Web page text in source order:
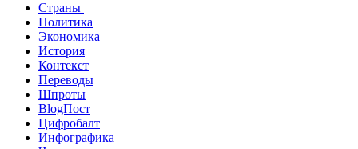
Страны
Политика
Экономика
История
Контекст
Переводы
Шпроты
BlogПост
Цифробалт
Инфографика